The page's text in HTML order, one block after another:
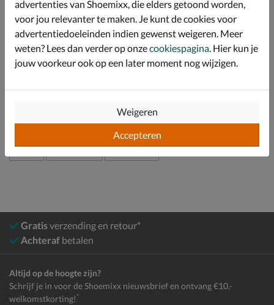
nare geurtjes bestrijdt. Hierdoor blijven de voeten fris,
zelfs tijdens de warmste zomerdagen.
Specificaties
Over Teva
Kids Schoenen Sandalen
Gratisverzending en retour*
Achteraf betalen
Altijd op de hoogte zijn?
Schrijf je in voor de Shoemixx nieuwsbrief en ontvang €10,-
welkomstkorting! *
advertenties van Shoemixx, die elders getoond worden,
voor jou relevanter te maken. Je kunt de cookies voor
advertentiedoeleinden indien gewenst weigeren. Meer
weten? Lees dan verder op onzecookiespagina . Hier kun je
jouw voorkeur ook op een later moment nog wijzigen.
Accepteren
Weigeren